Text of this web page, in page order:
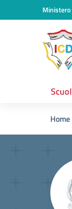
Vai ai contenuti
Vai al menu di
Home